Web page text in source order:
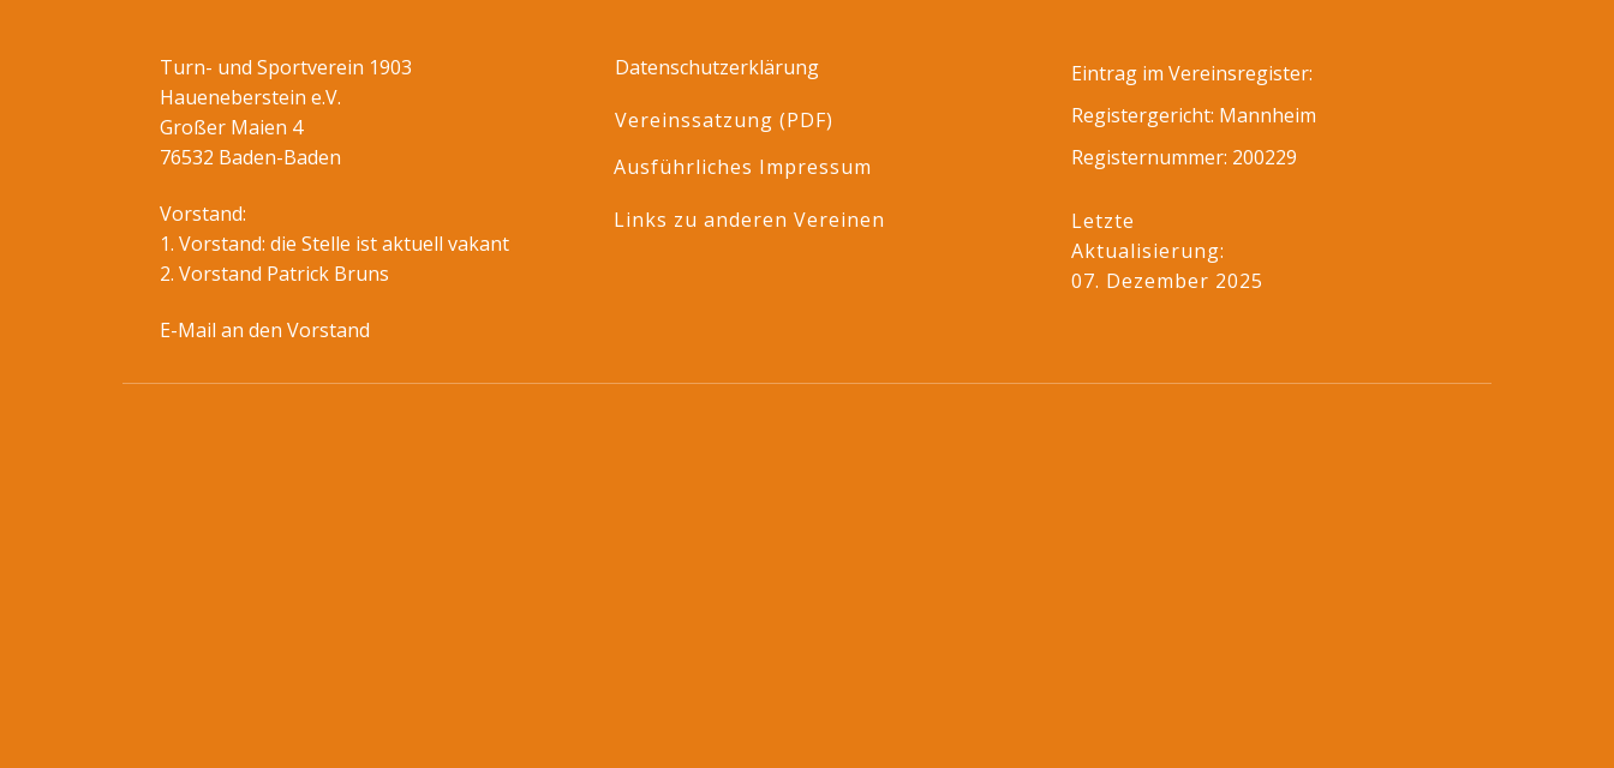
Turn- und Sportverein 1903
Haueneberstein e.V.
Großer Maien 4
76532 Baden-Baden
Vorstand:
1. Vorstand: die Stelle ist aktuell vakant
2. Vorstand Patrick Bruns
E-Mail an den Vorstand
Datenschutzerklärung
Vereinssatzung (PDF)
Ausführliches Impressum
Links zu anderen Vereinen
Eintrag im Vereinsregister:
Registergericht: Mannheim
Registernummer: 200229
Letzte
Aktualisierung:
07. Dezember 2025